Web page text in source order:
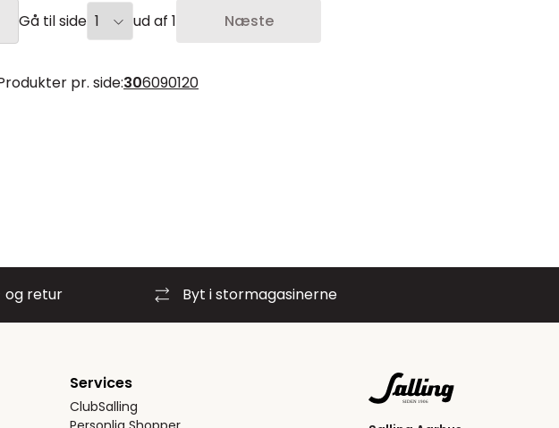
Gå til side ud af 1 Næste
pr. side:306090120
og retur Byt i stormagasinerne
Services
ClubSalling